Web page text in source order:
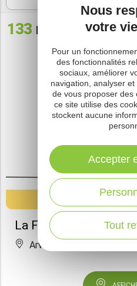
133 résultats
La Ferme d'Eliette
Arvieu
Nous
votre
Pour un
des fonctionnalités
sociaux, améliorer
navigation, analyser
de vous proposer des
ce site utilise des
stockent aucune
Tout
Accepter